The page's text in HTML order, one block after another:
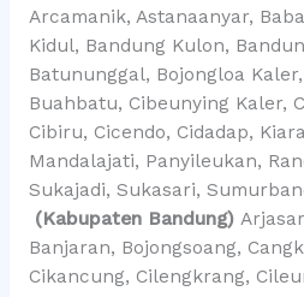
Arcamanik, Astanaanyar,
Kidul, Bandung Kulon,
Batununggal, Bojongloa
Buahbatu, Cibeunying Kaler,
Cibiru, Cicendo, Cidadap,
Mandalajati, Panyileukan,
Sukajadi, Sukasari,
(Kabupaten Bandung)
Banjaran, Bojongsoang,
Cikancung, Cilengkrang,